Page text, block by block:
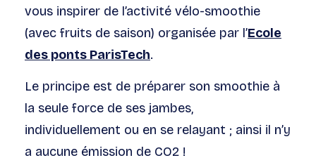
vous inspirer de l’activité vélo-smoothie
(avec fruits de saison) organisée par l’Ecole
des ponts ParisTech.
Le principe est de préparer son smoothie à
la seule force de ses jambes,
individuellement ou en se relayant ; ainsi il n’y
a aucune émission de CO2 !